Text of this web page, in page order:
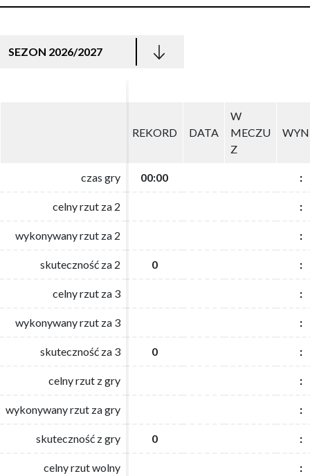
SEZON 2026/2027
REKORD DATA
W
MECZU
Z
czas gry 00:00 :
celny rzut za 2 :
wykonywany rzut za 2 :
skuteczność za 2 0 :
celny rzut za 3 :
wykonywany rzut za 3 :
skuteczność za 3 0 :
celny rzut z gry :
wykonywany rzut za gry :
skuteczność z gry 0 :
celny rzut wolny :
REKORD DATA
W
MECZU
Z
czas gry 00:00 :
celny rzut za 2 :
wykonywany rzut za 2 :
skuteczność za 2 0 :
celny rzut za 3 :
wykonywany rzut za 3 :
skuteczność za 3 0 :
celny rzut z gry :
wykonywany rzut za gry :
skuteczność z gry 0 :
celny rzut wolny :